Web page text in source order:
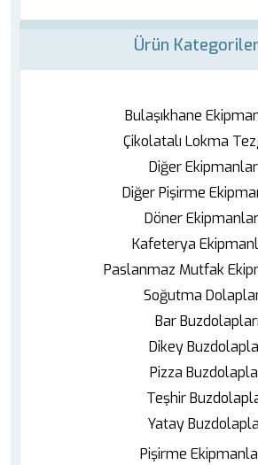
Ürün
Bulaşıkhane
Çikolatalı Lokma
Diğer Ekipmanlar
Diğer Pişirme
Döner
Kafeterya
Paslanmaz Mutfak
Soğutma
Bar Buzdolapları
Dikey
Pizza
Teşhir
Yatay
Pişirme